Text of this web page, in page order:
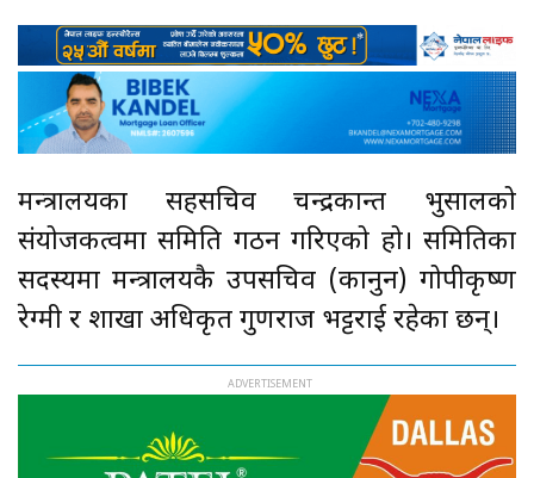
मन्त्रालयका सहसचिव चन्द्रकान्त भुसालको
संयोजकत्वमा समिति गठन गरिएको हो। समितिका
सदस्यमा मन्त्रालयकै उपसचिव (कानुन) गोपीकृष्ण
रेग्मी र शाखा अधिकृत गुणराज भट्टराई रहेका छन्।